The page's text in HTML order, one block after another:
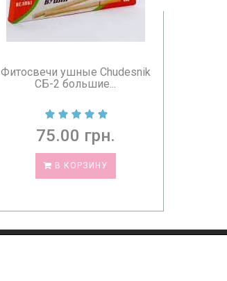
Фитосвечи ушные Chudesnik
СБ-2 большие...
75.00 грн.
В КОРЗИНУ